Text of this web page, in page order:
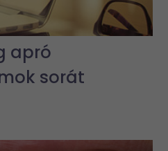
apró
sorát